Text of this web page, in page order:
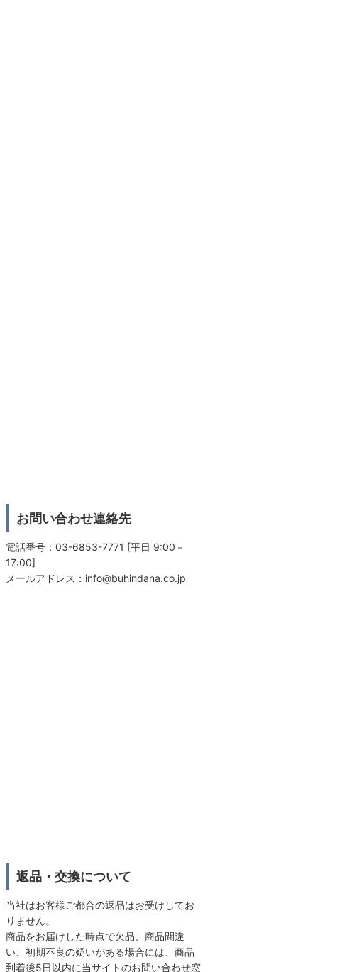
お問い合わせ連絡先
電話番号：03-6853-7771 [平日 9:00－
17:00]
メールアドレス： info@buhindana.co.jp
返品・交換について
当社はお客様ご都合の返品はお受けしてお
りません。
商品をお届けした時点で欠品、商品間違
い、初期不良の疑いがある場合には、商品
到着後5日以内に当サイトのお問い合わせ窓